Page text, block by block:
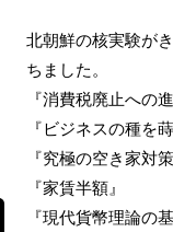
北朝鮮の核実験が
ちました。
『消費税廃止への進
『ビジネスの種を蒔
『究極の空き家対策
『家賃半額』
『現代貨幣理論の